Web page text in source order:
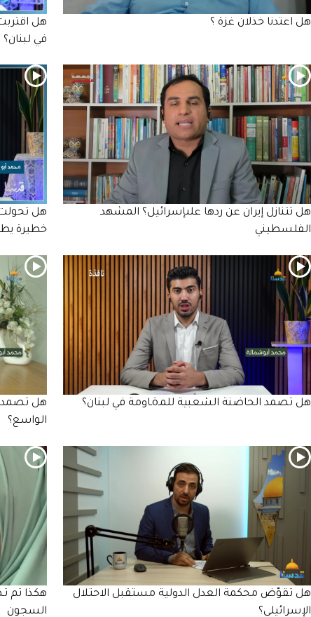
هل اعتدنا خذلان غزة ؟
هل
في لبنان؟
هل تتنازل إيران عن ردها علىإسرائيل؟ المشهد
الفلسطيني
هل تحولت
خطيرة
هل تصمد الحاضنة الشعبية للمـöـاومة في لبنان؟
هل تصمد
الواسع؟
هل تقوّض محكمة العدل الدولية مستقبل الاحتلال
الإسرائيلي؟
هكذا تم
السجون